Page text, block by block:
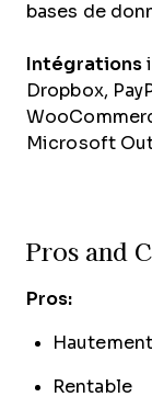
bases de
Intégrations
Dropbox,
Microsoft
Pros and
Pros:
Rentable